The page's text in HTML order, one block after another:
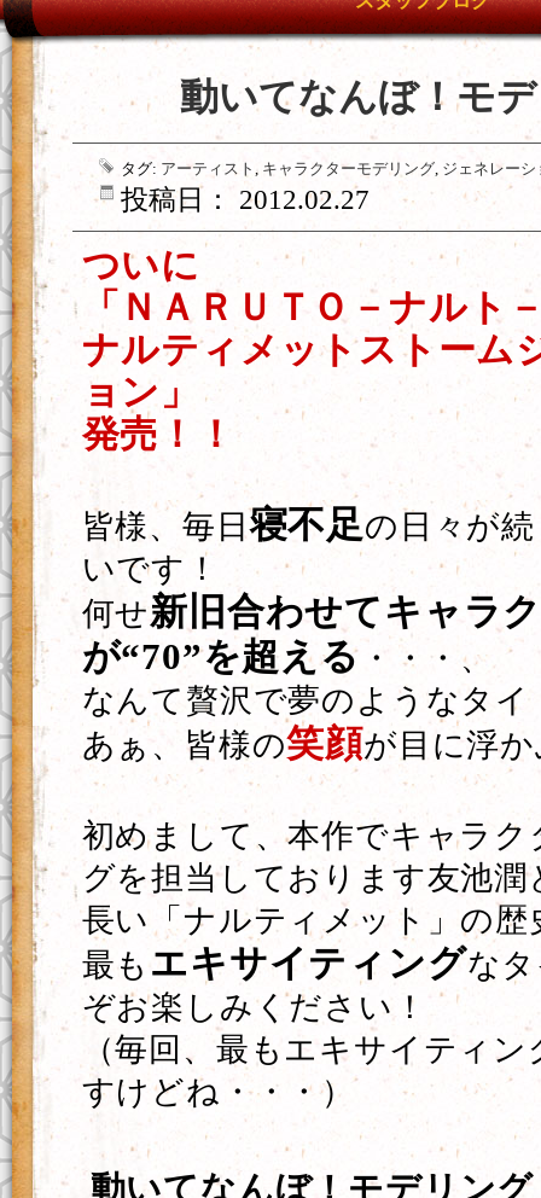
動いてなんぼ！モ
タグ: アーティスト , キャラクターモデリング, ジェネレーシ
投稿日： 2012.02.27
ついに
「ＮＡＲＵＴＯ－ナルト
ナルティメットストーム
ョン」
発売！！
皆様、毎日寝不足の日々が
いです！
何せ新旧合わせてキャラ
が“70”を超える ・・・、
なんて贅沢で夢のようなタイ
あぁ、皆様の笑顔が目に浮
初めまして、本作でキャラク
グを担当しております友池潤
長い「ナルティメット」の歴
最も エキサイティングな
ぞお楽しみください！
（毎回、最もエキサイティ
すけどね・・・）
動いてなんぼ！モデリング